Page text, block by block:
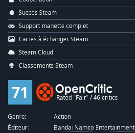
Succès Steam
Support manette complet
Cartes à échanger Steam
Steam Cloud
Classements Steam
71 Rated "Fair" / 46 critics
Genre:
Action
Éditeur:
Bandai Namco Entertainment